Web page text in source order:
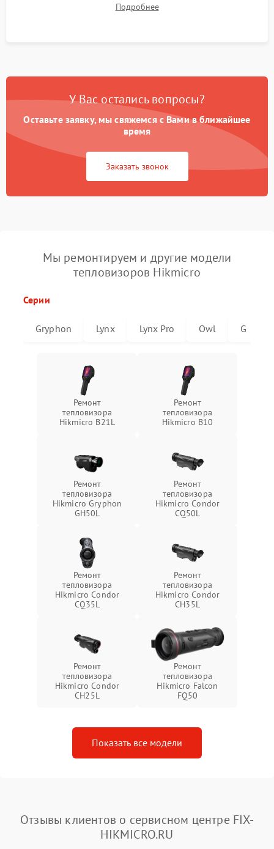
автономности работы и итоговый контроль качества.
Подробнее
У Вас остались вопросы?
Оставьте заявку, мы свяжемся с Вами в ближайшее
время
Заказать звонок
Мы ремонтируем и другие модели
тепловизоров Hikmicro
Серии
Gryphon Lynx Lynx Pro Owl G
Ремонт
тепловизора
Hikmicro B21L
Ремонт
тепловизора
Hikmicro B10
Ремонт
тепловизора
Hikmicro Gryphon
GH50L
Ремонт
тепловизора
Hikmicro Condor
CQ50L
Ремонт
тепловизора
Hikmicro Condor
CQ35L
Ремонт
тепловизора
Hikmicro Condor
CH35L
Ремонт
тепловизора
Hikmicro Condor
CH25L
Ремонт
тепловизора
Hikmicro Falcon
FQ50
Показать все модели
Отзывы клиентов о сервисном центре FIX-
HIKMICRO.RU